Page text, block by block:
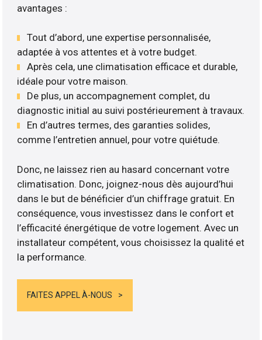
avantages :
Tout d’abord, une expertise personnalisée,
adaptée à vos attentes et à votre budget.
Après cela, une climatisation efficace et durable,
idéale pour votre maison.
De plus, un accompagnement complet, du
diagnostic initial au suivi postérieurement à travaux.
En d’autres termes, des garanties solides,
comme l’entretien annuel, pour votre quiétude.
Donc, ne laissez rien au hasard concernant votre
climatisation. Donc, joignez-nous dès aujourd’hui
dans le but de bénéficier d’un chiffrage gratuit. En
conséquence, vous investissez dans le confort et
l’efficacité énergétique de votre logement. Avec un
installateur compétent, vous choisissez la qualité et
la performance.
FAITES APPEL À-NOUS